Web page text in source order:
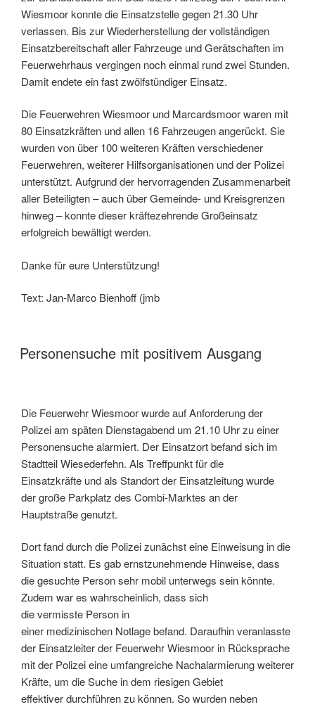
Wiesmoor konnte die Einsatzstelle gegen 21.30 Uhr
verlassen. Bis zur Wiederherstellung der vollständigen
Einsatzbereitschaft aller Fahrzeuge und Gerätschaften im
Feuerwehrhaus vergingen noch einmal rund zwei Stunden.
Damit endete ein fast zwölfstündiger Einsatz.
Die Feuerwehren Wiesmoor und Marcardsmoor waren mit
80 Einsatzkräften und allen 16 Fahrzeugen angerückt. Sie
wurden von über 100 weiteren Kräften verschiedener
Feuerwehren, weiterer Hilfsorganisationen und der Polizei
unterstützt. Aufgrund der hervorragenden Zusammenarbeit
aller Beteiligten – auch über Gemeinde- und Kreisgrenzen
hinweg – konnte dieser kräftezehrende Großeinsatz
erfolgreich bewältigt werden.
Danke für eure Unterstützung!
Text: Jan-Marco Bienhoff (jmb
Personensuche mit positivem Ausgang
Die Feuerwehr Wiesmoor wurde auf Anforderung der
Polizei am späten Dienstagabend um 21.10 Uhr zu einer
Personensuche alarmiert. Der Einsatzort befand sich im
Stadtteil Wiesederfehn. Als Treffpunkt für die
Einsatzkräfte und als Standort der Einsatzleitung wurde
der große Parkplatz des Combi-Marktes an der
Hauptstraße genutzt.
Dort fand durch die Polizei zunächst eine Einweisung in die
Situation statt. Es gab ernstzunehmende Hinweise, dass
die gesuchte Person sehr mobil unterwegs sein könnte.
Zudem war es wahrscheinlich, dass sich
die vermisste Person in
einer medizinischen Notlage befand. Daraufhin veranlasste
der Einsatzleiter der Feuerwehr Wiesmoor in Rücksprache
mit der Polizei eine umfangreiche Nachalarmierung weiterer
Kräfte, um die Suche in dem riesigen Gebiet
effektiver durchführen zu können. So wurden neben